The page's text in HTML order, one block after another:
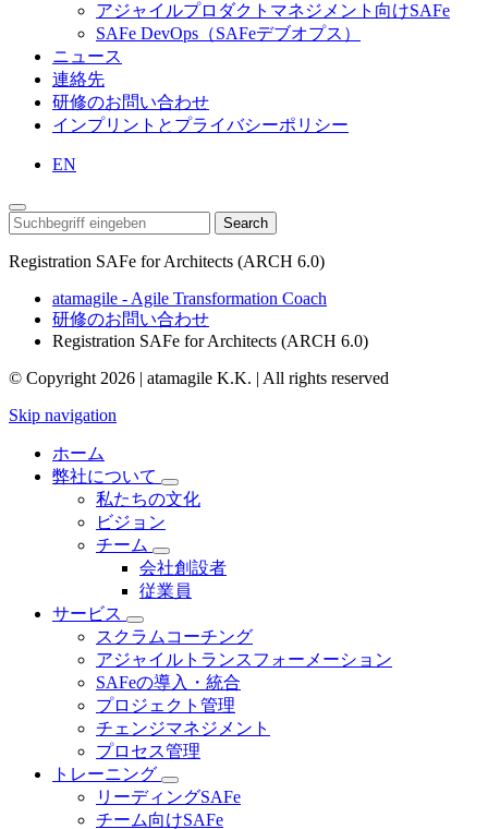
アジャイルプロダクトマネジメント向けSAFe
SAFe DevOps（SAFeデブオプス）
ニュース
連絡先
研修のお問い合わせ
インプリントとプライバシーポリシー
EN
Search
Registration SAFe for Architects (ARCH 6.0)
atamagile - Agile Transformation Coach
研修のお問い合わせ
Registration SAFe for Architects (ARCH 6.0)
© Copyright 2026 | atamagile K.K. | All rights reserved
Skip navigation
ホーム
弊社について
私たちの文化
ビジョン
チーム
会社創設者
従業員
サービス
スクラムコーチング
アジャイルトランスフォーメーション
SAFeの導入・統合
プロジェクト管理
チェンジマネジメント
プロセス管理
トレーニング
リーディングSAFe
チーム向けSAFe